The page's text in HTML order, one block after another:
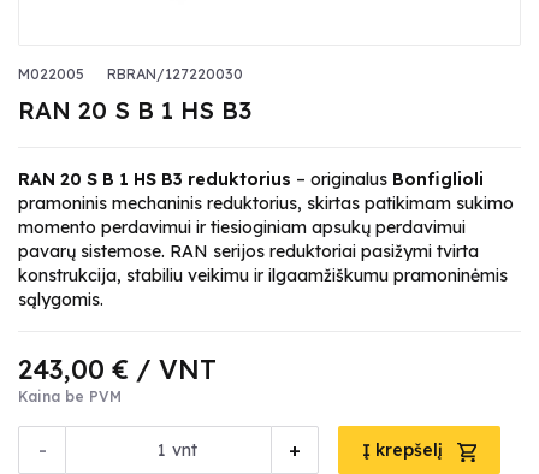
M022005 RBRAN/127220030
RAN 20 S B 1 HS B3
RAN 20 S B 1 HS B3 reduktorius – originalus Bonfiglioli
pramoninis mechaninis reduktorius, skirtas patikimam sukimo
momento perdavimui ir tiesioginiam apsukų perdavimui
pavarų sistemose. RAN serijos reduktoriai pasižymi tvirta
konstrukcija, stabiliu veikimu ir ilgaamžiškumu pramoninėmis
sąlygomis.
243,00 € / VNT
Kaina be PVM
- +
vnt Į krepšelį